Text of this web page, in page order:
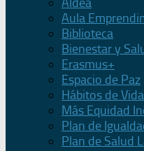
Aula
Biblioteca
Bienestar y
Erasmus+
Espacio de Paz
Hábitos de
Más Equidad
Plan de
Plan de Salud